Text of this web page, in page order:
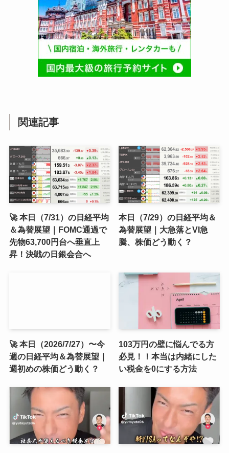
関連記事
🚀 本日（7/31）の日経平均
＆為替展望｜FOMC通過で
先物63,700円台へ垂直上
昇！決戦の日銀会合へ
本日（7/29）の日経平均＆
為替展望｜大急落とVI急
騰、株価どう動く？
🚀 本日（2026/7/27）〜今
週の日経平均＆為替展望｜
週初めの株価どう動く？
103万円の壁に悩んでる方
必見！！本当は内緒にした
い税金を0にする方法